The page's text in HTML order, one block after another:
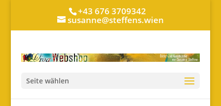
+43 676 3709342
susanne@steffens.wien
Seite wählen